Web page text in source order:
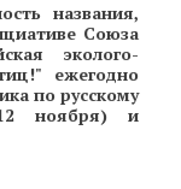
названия,
Союза
эколого-
ежегодно
по русскому
ноября) и